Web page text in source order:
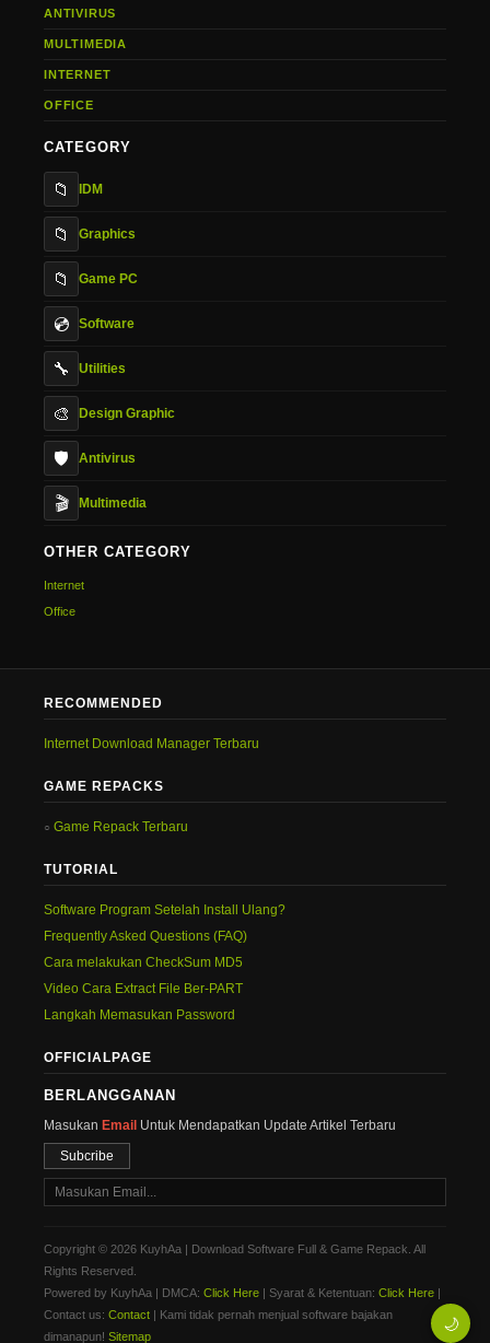
ANTIVIRUS
MULTIMEDIA
INTERNET
OFFICE
CATEGORY
📁 IDM
📁 Graphics
📁 Game PC
💿 Software
🔧 Utilities
🎨 Design Graphic
🛡️ Antivirus
🎬 Multimedia
OTHER CATEGORY
Internet
Office
RECOMMENDED
Internet Download Manager Terbaru
GAME REPACKS
Game Repack Terbaru
TUTORIAL
Software Program Setelah Install Ulang?
Frequently Asked Questions (FAQ)
Cara melakukan CheckSum MD5
Video Cara Extract File Ber-PART
Langkah Memasukan Password
OFFICIALPAGE
BERLANGGANAN
Masukan Email Untuk Mendapatkan Update Artikel Terbaru
Subcribe
Copyright © 2026 KuyhAa | Download Software Full & Game Repack. All
Rights Reserved.
Powered by KuyhAa | DMCA: Click Here | Syarat & Ketentuan: Click Here |
Contact us: Contact | Kami tidak pernah menjual software bajakan
dimanapun! Sitemap
🌙